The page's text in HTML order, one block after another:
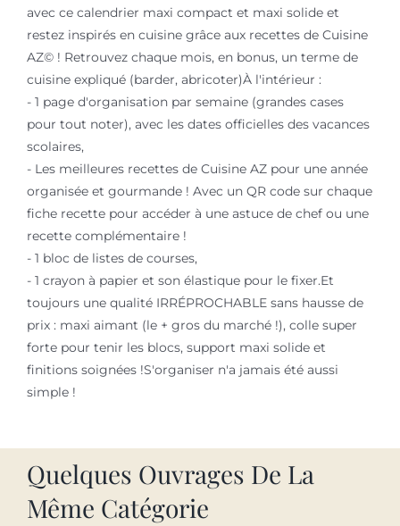
avec ce calendrier maxi compact et maxi solide et
restez inspirés en cuisine grâce aux recettes de Cuisine
AZ© ! Retrouvez chaque mois, en bonus, un terme de
cuisine expliqué (barder, abricoter)À l'intérieur :
- 1 page d'organisation par semaine (grandes cases
pour tout noter), avec les dates officielles des vacances
scolaires,
- Les meilleures recettes de Cuisine AZ pour une année
organisée et gourmande ! Avec un QR code sur chaque
fiche recette pour accéder à une astuce de chef ou une
recette complémentaire !
- 1 bloc de listes de courses,
- 1 crayon à papier et son élastique pour le fixer.Et
toujours une qualité IRRÉPROCHABLE sans hausse de
prix : maxi aimant (le + gros du marché !), colle super
forte pour tenir les blocs, support maxi solide et
finitions soignées !S'organiser n'a jamais été aussi
simple !
Quelques Ouvrages De La
Même Catégorie